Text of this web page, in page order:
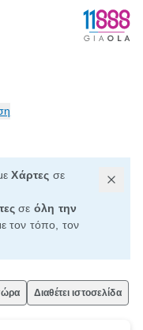
Χάρτες σε
σε όλη την
τον τόπο, τον
Διαθέτει ιστοσελίδα